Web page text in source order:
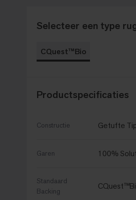
Selecteer een type
CQuest™Bio
Productspecificaties
Constructie Getufte
Garen 100%
Standaard
Backing